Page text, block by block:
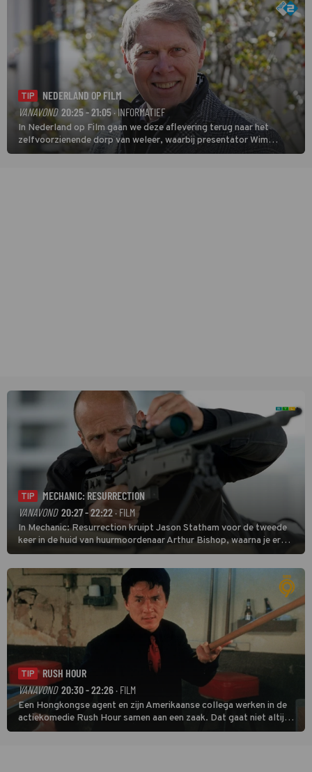
TIP
NEDERLAND OP FILM
VANAVOND 20:25 - 21:05· INFORMATIEF
In Nederland op Film gaan we deze aflevering terug naar het
zelfvoorzienende dorp van weleer, waarbij presentator Wim
Daniëls de kijkers meeneemt op reis door de tijd aan de hand van
TIP
MECHANIC: RESURRECTION
VANAVOND 20:27 - 22:22· FILM
In Mechanic: Resurrection kruipt Jason Statham voor de tweede
keer in de huid van huurmoordenaar Arthur Bishop, waarna je er
donder op kunt zeggen dat er van Bishops geplande pensioen niet
veel terechtkomt.
TIP
RUSH HOUR
VANAVOND 20:30 - 22:26 · FILM
Een Hongkongse agent en zijn Amerikaanse collega werken in de
actiekomedie Rush Hour samen aan een zaak. Dat gaat niet altijd
van een leien dakje.